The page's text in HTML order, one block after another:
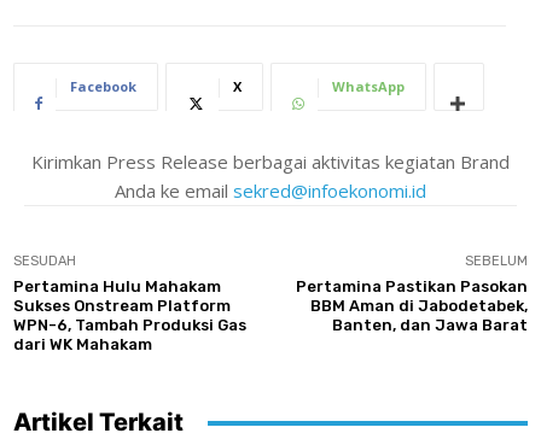
Facebook X WhatsApp
Kirimkan Press Release berbagai aktivitas kegiatan Brand
Anda ke email sekred@infoekonomi.id
SESUDAH
Pertamina Hulu Mahakam
Sukses Onstream Platform
WPN-6, Tambah Produksi Gas
dari WK Mahakam
SEBELUM
Pertamina Pastikan Pasokan
BBM Aman di Jabodetabek,
Banten, dan Jawa Barat
Artikel Terkait